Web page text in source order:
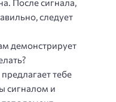
После сигнала,
следует
демонстрирует
тебе
сигналом и